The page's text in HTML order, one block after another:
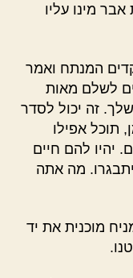
מינו עליו
המנתח ואמר
לשלם מאות
זה יכול לסדר
תוכל אפילו
יהיו להם חיים
מה אתה
מוכנית את יד